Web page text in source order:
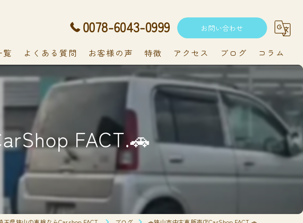
0078-6043-0999 お問い合わせ
覧 よくある質問 お客様の声 特徴
中古車
持ち込み
メンテナンス
アクセス ブログ コラム
FACT.🚗